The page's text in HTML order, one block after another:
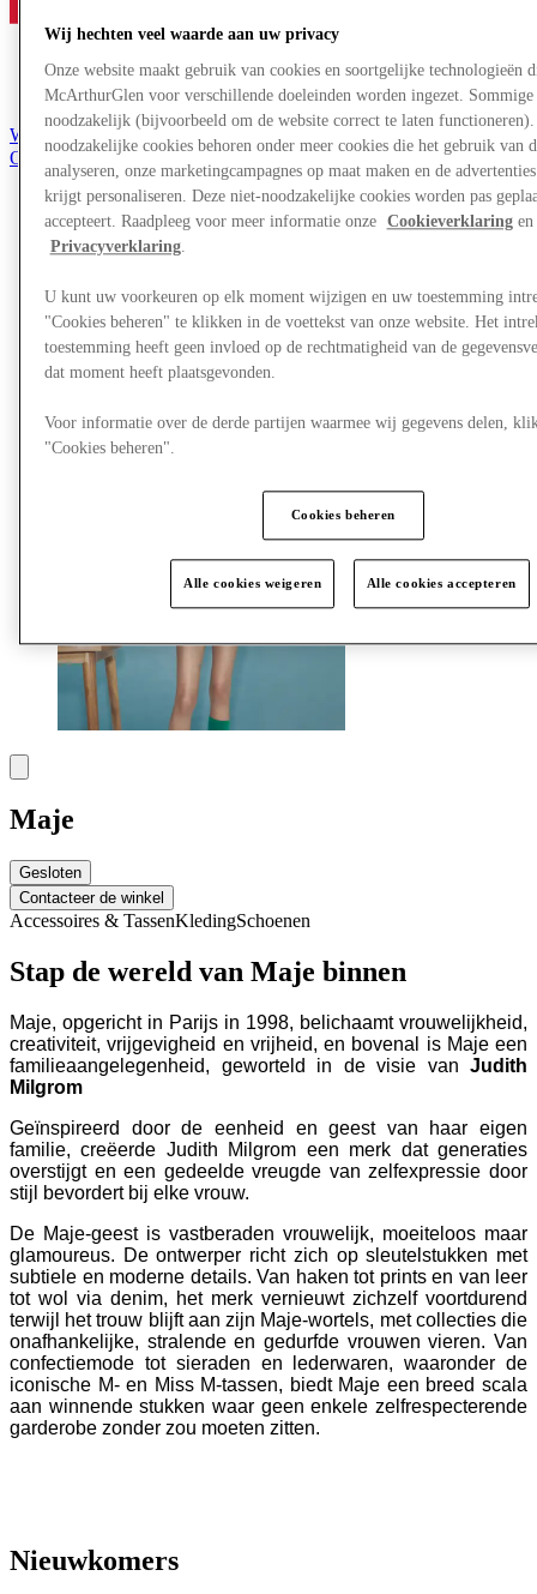
Word lid van de Club
Opgeslagen items
nl
Aanbiedingen
Winkels
Plan je bezoek
Eet & Drink
Cadeaubonnen
Diensten
Maje
Gesloten
Contacteer de winkel
Accessoires & TassenKledingSchoenen
Stap de wereld van Maje binnen
Maje, opgericht in Parijs in 1998, belichaamt vrouwelijkheid,
creativiteit, vrijgevigheid en vrijheid, en bovenal is Maje een
familieaangelegenheid, geworteld in de visie van Judith
Milgrom
Geïnspireerd door de eenheid en geest van haar eigen
familie, creëerde Judith Milgrom een merk dat generaties
overstijgt en een gedeelde vreugde van zelfexpressie door
stijl bevordert bij elke vrouw.
De Maje-geest is vastberaden vrouwelijk, moeiteloos maar
glamoureus. De ontwerper richt zich op sleutelstukken met
subtiele en moderne details. Van haken tot prints en van leer
tot wol via denim, het merk vernieuwt zichzelf voortdurend
terwijl het trouw blijft aan zijn Maje-wortels, met collecties die
onafhankelijke, stralende en gedurfde vrouwen vieren. Van
confectiemode tot sieraden en lederwaren, waaronder de
iconische M- en Miss M-tassen, biedt Maje een breed scala
aan winnende stukken waar geen enkele zelfrespecterende
garderobe zonder zou moeten zitten.
Nieuwkomers
Wij hechten veel waarde aan uw privacy
Onze website maakt gebruik van cookies en soortgelijke technologieën
McArthurGlen voor verschillende doeleinden worden ingezet.
noodzakelijk (bijvoorbeeld om de website correct te laten
noodzakelijke cookies behoren onder meer cookies die het gebruik van
analyseren, onze marketingcampagnes op maat maken en de
krijgt personaliseren. Deze niet-noodzakelijke cookies worden pas
accepteert. Raadpleeg voor meer informatie onze Cookieverklaringen
Privacyverklaring.
U kunt uw voorkeuren op elk moment wijzigen en uw toestemming
"Cookies beheren" te klikken in de voettekst van onze website. Het
toestemming heeft geen invloed op de rechtmatigheid van de
dat moment heeft plaatsgevonden.
Voor informatie over de derde partijen waarmee wij gegevens delen,
"Cookies beheren".
Cookies beheren
Alle cookies weigeren Alle cookies accepteren